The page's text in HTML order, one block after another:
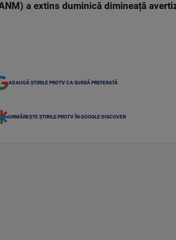
a extins duminică dimineață
ADAUGĂ ȘTIRILE PROTV CA SURSĂ PREFERATĂ
URMĂREȘTE ȘTIRILE PROTV ÎN GOOGLE DISCOVER